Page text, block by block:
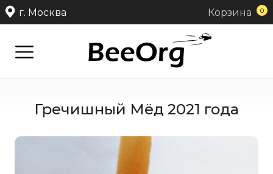
г. Москва Корзина 0
Гречишный Мёд 2021 года